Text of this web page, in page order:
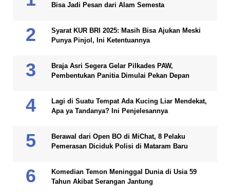
Bisa Jadi Pesan dari Alam Semesta
Syarat KUR BRI 2025: Masih Bisa Ajukan Meski
Punya Pinjol, Ini Ketentuannya
Braja Asri Segera Gelar Pilkades PAW,
Pembentukan Panitia Dimulai Pekan Depan
Lagi di Suatu Tempat Ada Kucing Liar Mendekat,
Apa ya Tandanya? Ini Penjelesannya
Berawal dari Open BO di MiChat, 8 Pelaku
Pemerasan Diciduk Polisi di Mataram Baru
Komedian Temon Meninggal Dunia di Usia 59
Tahun Akibat Serangan Jantung